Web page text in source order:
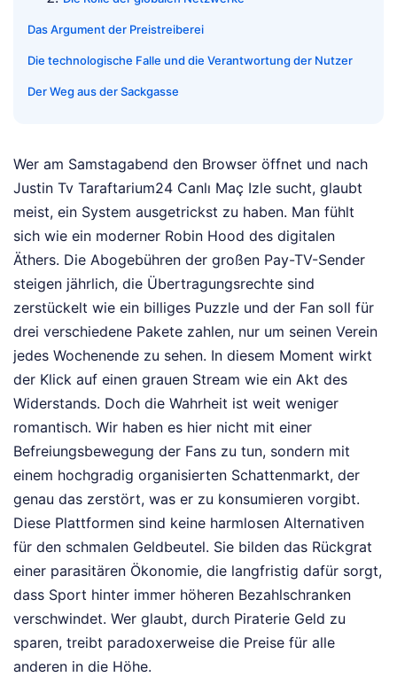
Das Argument der Preistreiberei
Die technologische Falle und die Verantwortung der Nutzer
Der Weg aus der Sackgasse
Wer am Samstagabend den Browser öffnet und nach
Justin Tv Taraftarium24 Canlı Maç Izle sucht, glaubt
meist, ein System ausgetrickst zu haben. Man fühlt
sich wie ein moderner Robin Hood des digitalen
Äthers. Die Abogebühren der großen Pay-TV-Sender
steigen jährlich, die Übertragungsrechte sind
zerstückelt wie ein billiges Puzzle und der Fan soll für
drei verschiedene Pakete zahlen, nur um seinen Verein
jedes Wochenende zu sehen. In diesem Moment wirkt
der Klick auf einen grauen Stream wie ein Akt des
Widerstands. Doch die Wahrheit ist weit weniger
romantisch. Wir haben es hier nicht mit einer
Befreiungsbewegung der Fans zu tun, sondern mit
einem hochgradig organisierten Schattenmarkt, der
genau das zerstört, was er zu konsumieren vorgibt.
Diese Plattformen sind keine harmlosen Alternativen
für den schmalen Geldbeutel. Sie bilden das Rückgrat
einer parasitären Ökonomie, die langfristig dafür sorgt,
dass Sport hinter immer höheren Bezahlschranken
verschwindet. Wer glaubt, durch Piraterie Geld zu
sparen, treibt paradoxerweise die Preise für alle
anderen in die Höhe.